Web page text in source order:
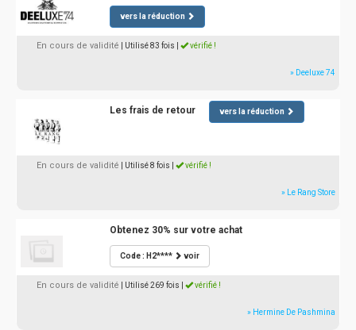
vers la réduction
En cours de validité | Utilisé 83 fois vérifié !
» Deeluxe 74
Les frais de retour vers la réduction
En cours de validité | Utilisé 8 fois vérifié !
» Le Rang Store
Obtenez 30% sur votre achat
Code : H2**** voir
En cours de validité | Utilisé 269 fois vérifié !
» Hermine De Pashmina